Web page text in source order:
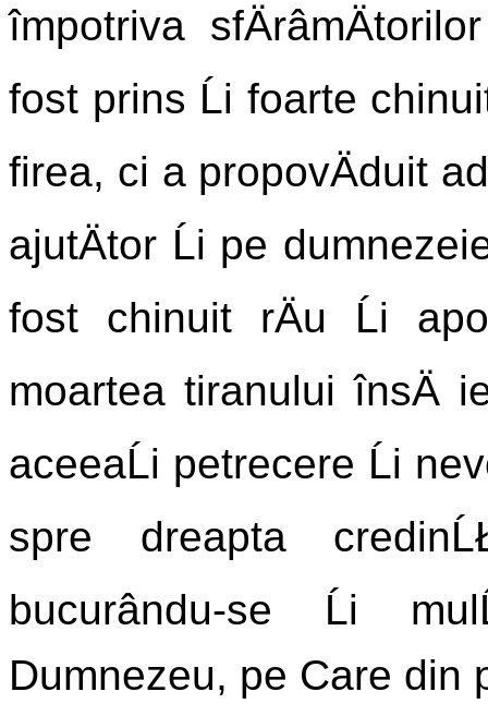
împotriva
fost prins Ĺi foarte
firea, ci a propovÄduit
ajutÄtor Ĺi pe
fost chinuit rÄu Ĺi
moartea tiranului însÄ
aceeaĹi petrecere Ĺi
spre dreapta
bucurându-se Ĺi
Dumnezeu, pe Care din